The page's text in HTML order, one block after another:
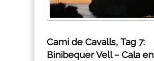
Cami de Cavalls, Tag 7:
Binibequer Vell – Cala en